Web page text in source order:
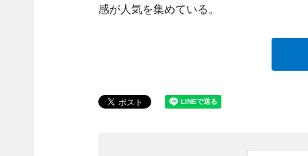
感が人気を集めている。